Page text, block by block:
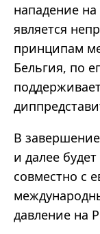
нападение
является
принципам
Бельгия, по
В
и далее
совместно с
давление на